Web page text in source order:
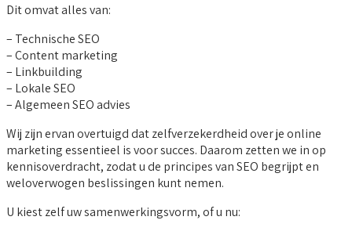
Dit omvat alles van:
– Technische SEO
– Content marketing
– Linkbuilding
– Lokale SEO
– Algemeen SEO advies
Wij zijn ervan overtuigd dat zelfverzekerdheid over je online
marketing essentieel is voor succes. Daarom zetten we in op
kennisoverdracht, zodat u de principes van SEO begrijpt en
weloverwogen beslissingen kunt nemen.
U kiest zelf uw samenwerkingsvorm, of u nu: